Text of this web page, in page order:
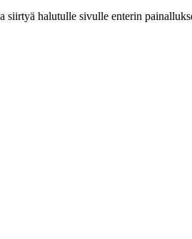
halutulle sivulle enterin